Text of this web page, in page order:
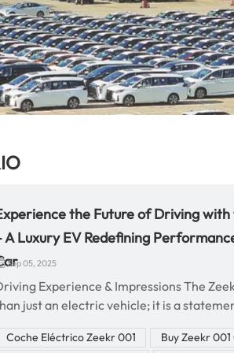
the Future of Driving
A Luxury EV Redefining
Sep 05, 2025
Experience & Impressions The
just an electric vehicle; it is a
inside, you are greeted with a futuristic
Coche Eléctrico Zeekr 001
Buy Zeekr 001